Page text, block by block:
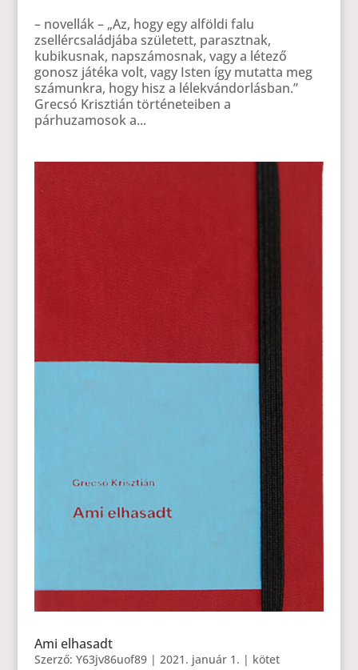
– novellák – „Az, hogy egy alföldi falu
zsellércsaládjába született, parasztnak,
kubikusnak, napszámosnak, vagy a létező
gonosz játéka volt, vagy Isten így mutatta meg
számunkra, hogy hisz a lélekvándorlásban.”
Grecsó Krisztián történeteiben a
párhuzamosok a...
Ami elhasadt
Szerző: Y63jv86uof89| 2021. január 1. | kötet